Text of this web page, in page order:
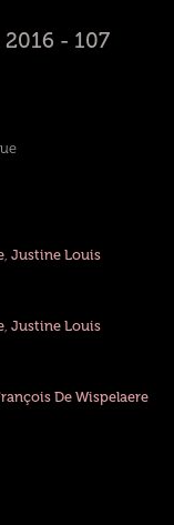
- 107
, Justine Louis
, Justine Louis
De Wispelaere